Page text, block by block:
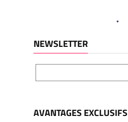
NEWSLETTER
AVANTAGES EXCLUSIFS